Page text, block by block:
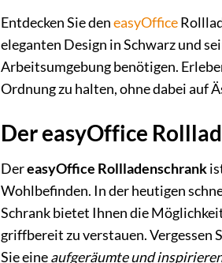
Entdecken Sie deneasyOffice
eleganten Design in Schwarz und
Arbeitsumgebung benötigen.
Ordnung zu halten, ohne dabei auf
Der easyOffice
DereasyOffice Rollladenschrank
Wohlbefinden. In der heutigen
Schrank bietet Ihnen die
griffbereit zu verstauen. Vergessen
Sie eineaufgeräumte und